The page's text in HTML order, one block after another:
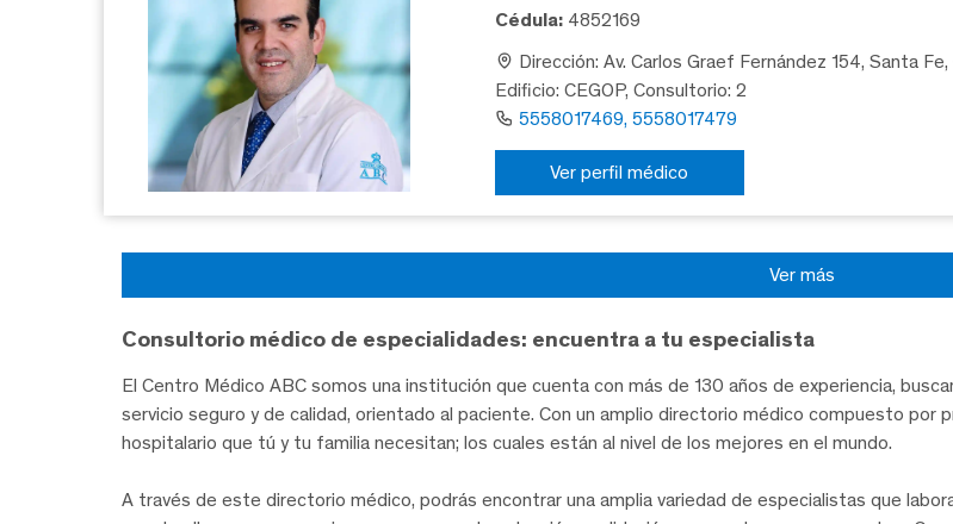
Cédula: 4852169
Dirección: Av. Carlos Graef Fernández 154, Santa
Edificio: CEGOP, Consultorio: 2
5558017469, 5558017479
Ver perfil médico
Ver más
Consultorio médico de especialidades: encuentra a tu especialista
El Centro Médico ABC somos una institución que cuenta con más de 130 años de experiencia,
servicio seguro y de calidad, orientado al paciente. Con un amplio directorio médico compuesto
hospitalario que tú y tu familia necesitan; los cuales están al nivel de los mejores en el mundo.
A través de este directorio médico, podrás encontrar una amplia variedad de especialistas que